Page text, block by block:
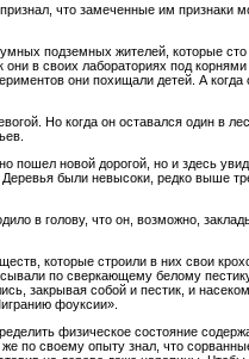
что замеченные им признаки
подземных жителей, которые
они в своих лабораториях под
они похищали детей. А когда
Но когда он оставался один в
пошел новой дорогой, но и здесь
были невысоки, редко выше
в голову, что он, возможно,
которые строили в них свои
по сверкающему белому
закрывая собой и пестик, и
фоуксии».
физическое состояние
по своему опыту знал, что